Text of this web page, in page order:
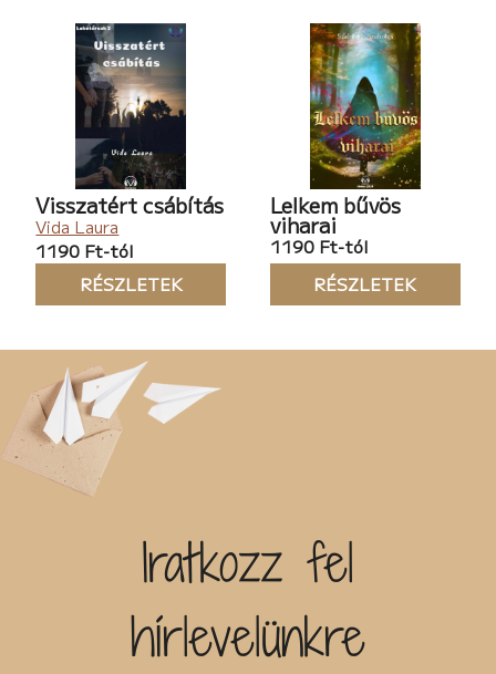
Visszatért csábítás
Vida Laura
1190 Ft-tól
RÉSZLETEK
Lelkem bűvös
viharai
1190 Ft-tól
RÉSZLETEK
Iratkozz fel
hírlevelünkre